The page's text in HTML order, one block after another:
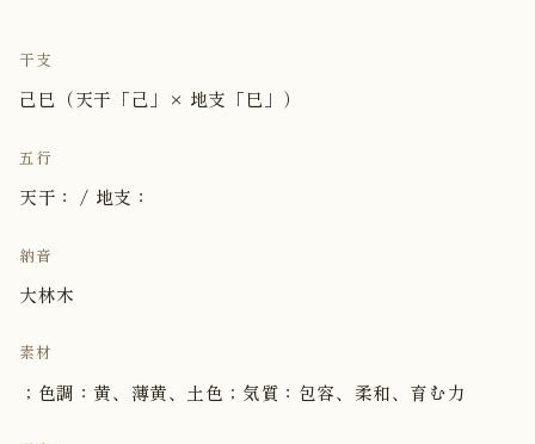
干支
己巳（天干「己」× 地支「巳」）
五行
天干： / 地支：
納音
大林木
素材
；色調：黄、薄黄、土色；気質：包容、柔和、育む力